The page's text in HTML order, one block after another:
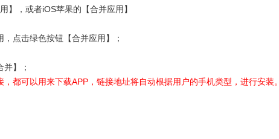
】，或者iOS苹果的【合并应用】
点击绿色按钮【合并应用】；
】；
都可以用来下载APP，链接地址将自动根据用户的手机类型，进行安装。